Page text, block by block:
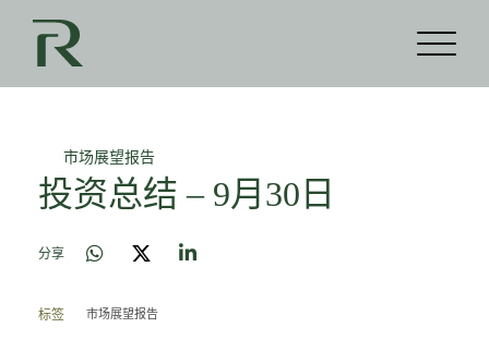
投资总结 – 9月30日
分享
市场展望报告
标签 市场展望报告